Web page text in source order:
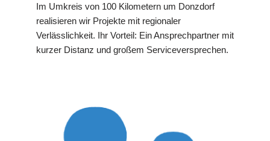
Im Umkreis von 100 Kilometern um Donzdorf
realisieren wir Projekte mit regionaler
Verlässlichkeit. Ihr Vorteil: Ein Ansprechpartner mit
kurzer Distanz und großem Serviceversprechen.